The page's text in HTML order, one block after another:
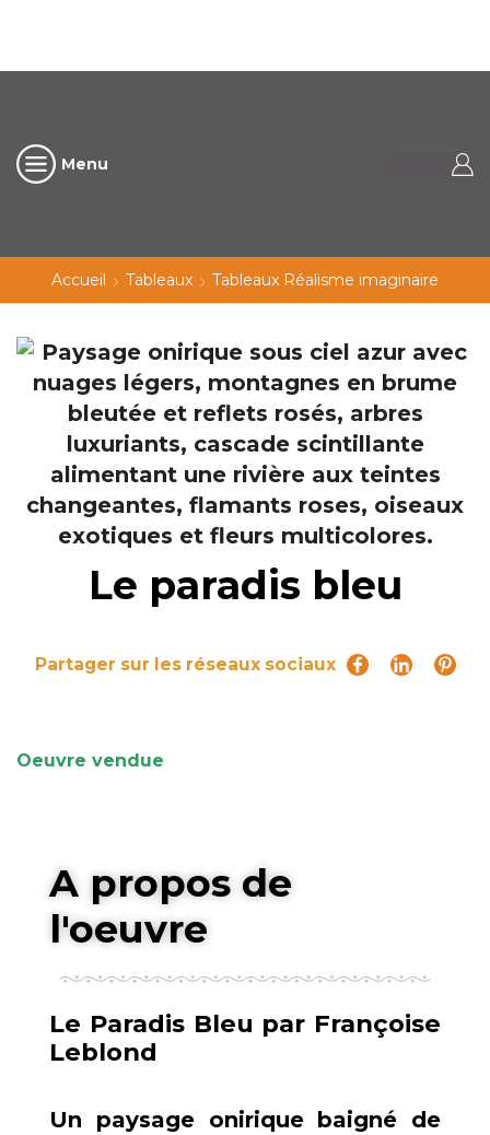
Menu
Accueil Tableaux Tableaux Réalisme imaginaire
Le paradis bleu
Partager sur les réseaux sociaux
Oeuvre vendue
A propos de
l'oeuvre
Le Paradis Bleu par Françoise
Leblond
Un paysage onirique baigné de